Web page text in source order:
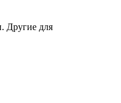
Другие для